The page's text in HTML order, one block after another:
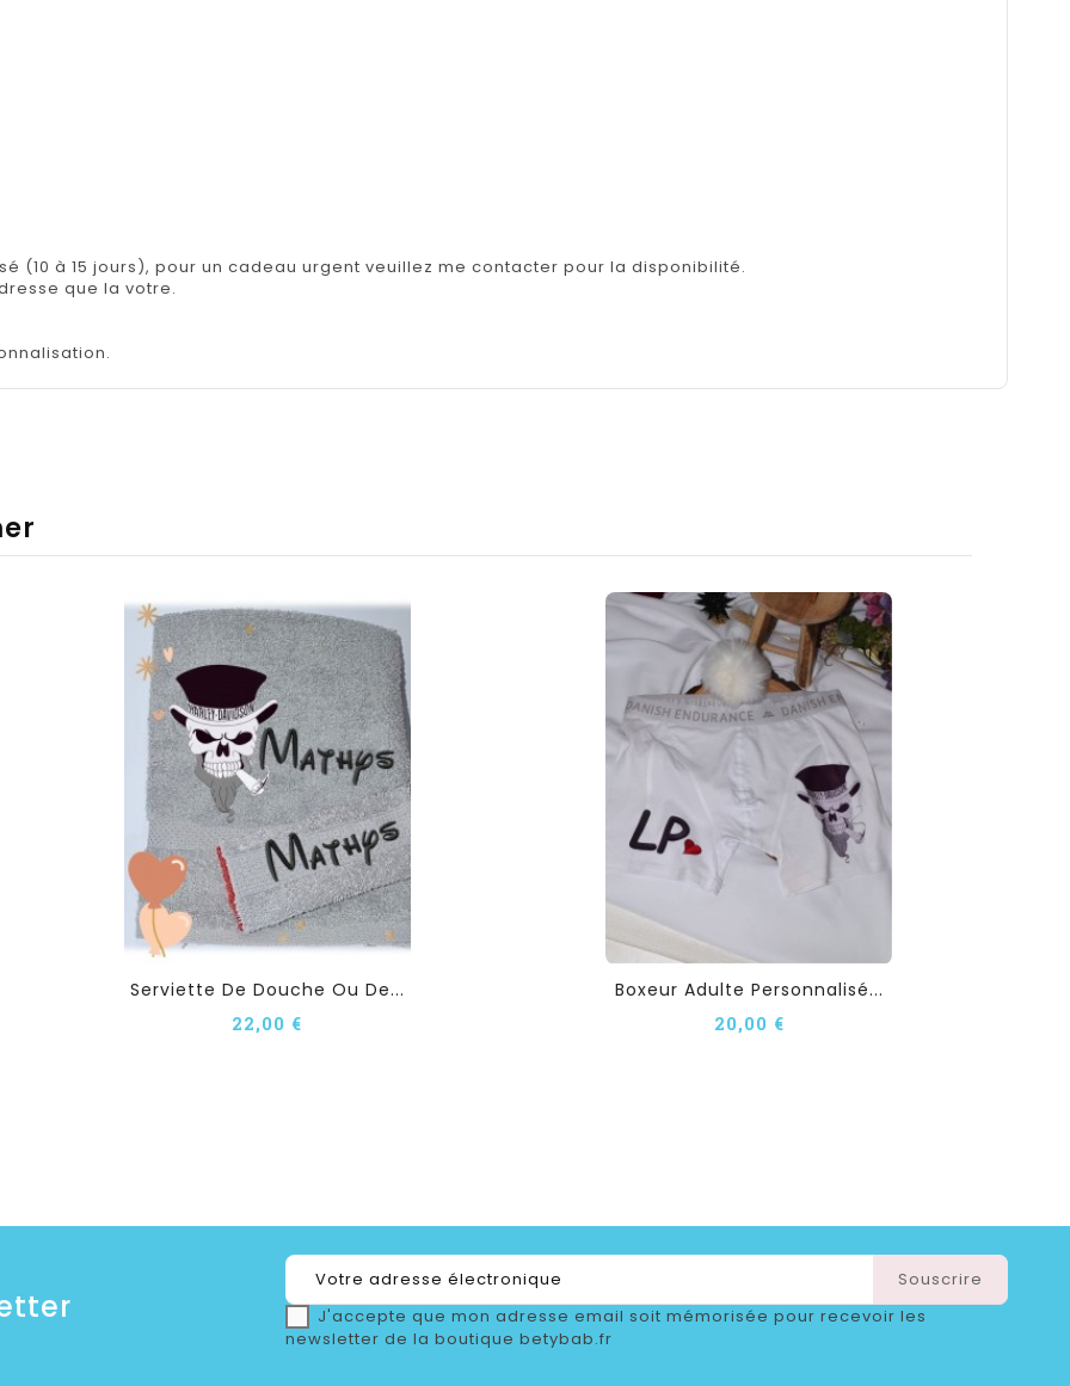
(10 à 15 jours), pour un cadeau urgent veuillez me contacter pour la disponibilité.
que la votre.
Serviette De Douche Ou De...
22,00 €
Boxeur Adulte Personnalisé...
20,00 €
J'accepte que mon adresse email soit mémorisée pour recevoir les
newsletter de la boutique betybab.fr